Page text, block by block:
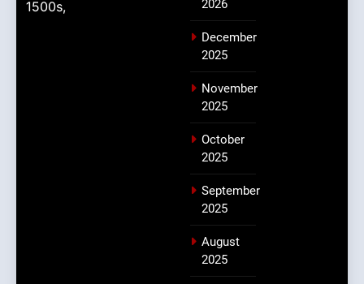
1500s,
2026
December
2025
November
2025
October
2025
September
2025
August
2025